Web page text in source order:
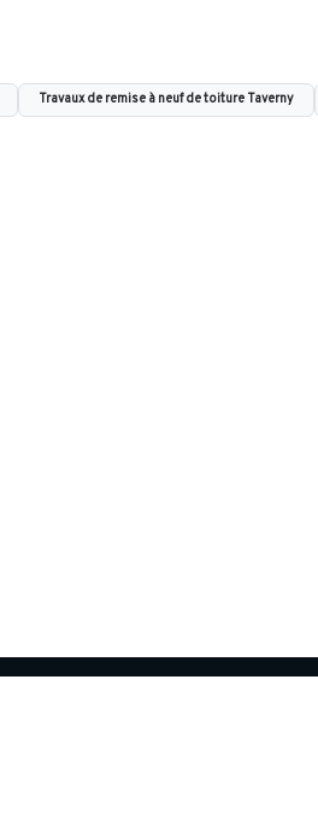
Travaux de remise à neuf de toiture Taverny